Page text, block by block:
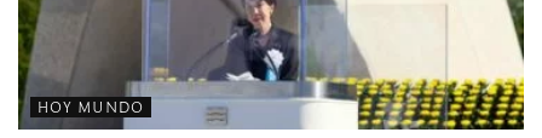
HOY MUNDO